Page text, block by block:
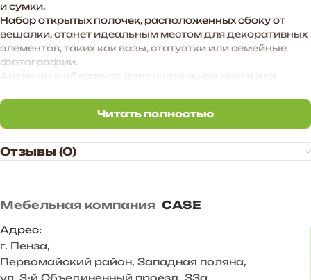
и сумки.
Набор открытых полочек, расположенных сбоку от
вешалки, станет идеальным местом для декоративных
элементов, таких как вазы, статуэтки или семейные
фотографии.
аксессуаров.
Удобная и вместительная обувница позволит
аккуратно хранить все виды обуви, сохраняя ее в
первозданном виде.
Этот гарнитур станет не просто мебелью для
— Функциональное наполнение.
— Произвольное расположение модулей. Также есть
возможность дополнить комплект новыми модулями в
высоту и ширину.
Читать полностью
Читать полностью
Отзывы (0)
Мебельная компания CASE
Адрес:
г. Пенза,
Первомайский район, Западная поляна,
ул. 3-й Объединенный проезд, 33а